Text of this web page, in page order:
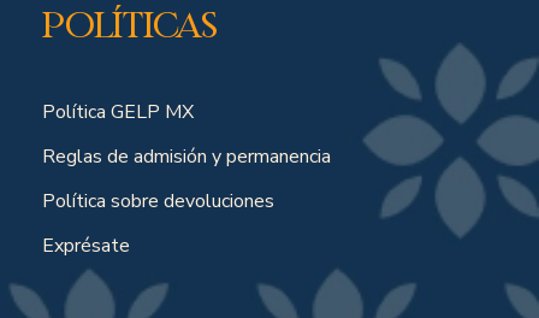
Políticas
Política GELP MX
Reglas de admisión y permanencia
Política sobre devoluciones
Exprésate